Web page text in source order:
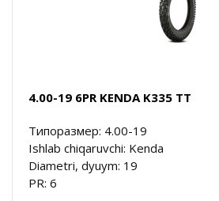
4.00-19 6PR KENDA K335 TT
Типоразмер: 4.00-19
Ishlab chiqaruvchi: Kenda
Diametri, dyuym: 19
PR: 6